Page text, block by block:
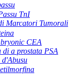
TnI
Marcatori Tumorali
CEA
di a prostata PSA
d'Abusu